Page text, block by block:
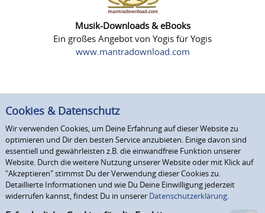
Musik-Downloads & eBooks
Ein großes Angebot von Yogis für Yogis
www.mantradownload.com
Cookies & Datenschutz
Wir verwenden Cookies, um Deine Erfahrung auf dieser Website zu
optimieren und Dir den besten Service anzubieten. Einige davon sind
essentiell und gewährleisten z.B. die einwandfreie Funktion unserer
Website. Durch die weitere Nutzung unserer Website oder mit Klick auf
"Akzeptieren" stimmst Du der Verwendung dieser Cookies zu.
Detaillierte Informationen und wie Du Deine Einwilligung jederzeit
widerrufen kannst, findest Du in unserer Datenschutzerklärung.